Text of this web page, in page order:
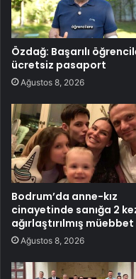
Özdağ: Başarılı
ücretsiz pasaport
Ağustos 8, 2026
Bodrum’da anne-kız
cinayetinde sanığa 2
ağırlaştırılmış müebbet
Ağustos 8, 2026